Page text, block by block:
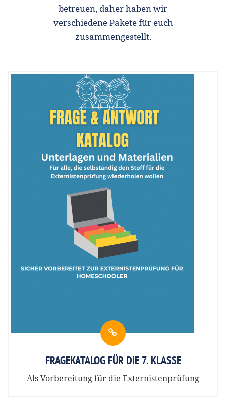
betreuen, daher haben wir
verschiedene Pakete für euch
zusammengestellt.
FRAGEKATALOG FÜR DIE 7. KLASSE
Als Vorbereitung für die Externistenprüfung